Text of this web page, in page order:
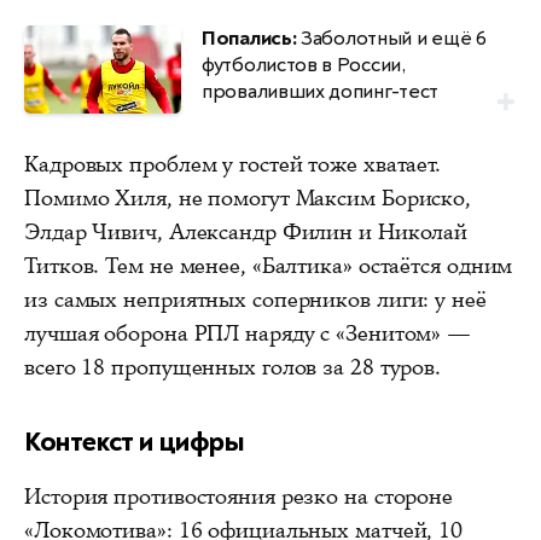
Попались:Заболотный и ещё 6
футболистов в России,
проваливших допинг-тест
Кадровых проблем у гостей тоже хватает.
Помимо Хиля, не помогут Максим Бориско,
Элдар Чивич, Александр Филин и Николай
Титков. Тем не менее, «Балтика» остаётся одним
из самых неприятных соперников лиги: у неё
лучшая оборона РПЛ наряду с «Зенитом» —
всего 18 пропущенных голов за 28 туров.
Контекст и цифры
История противостояния резко на стороне
«Локомотива»: 16 официальных матчей, 10